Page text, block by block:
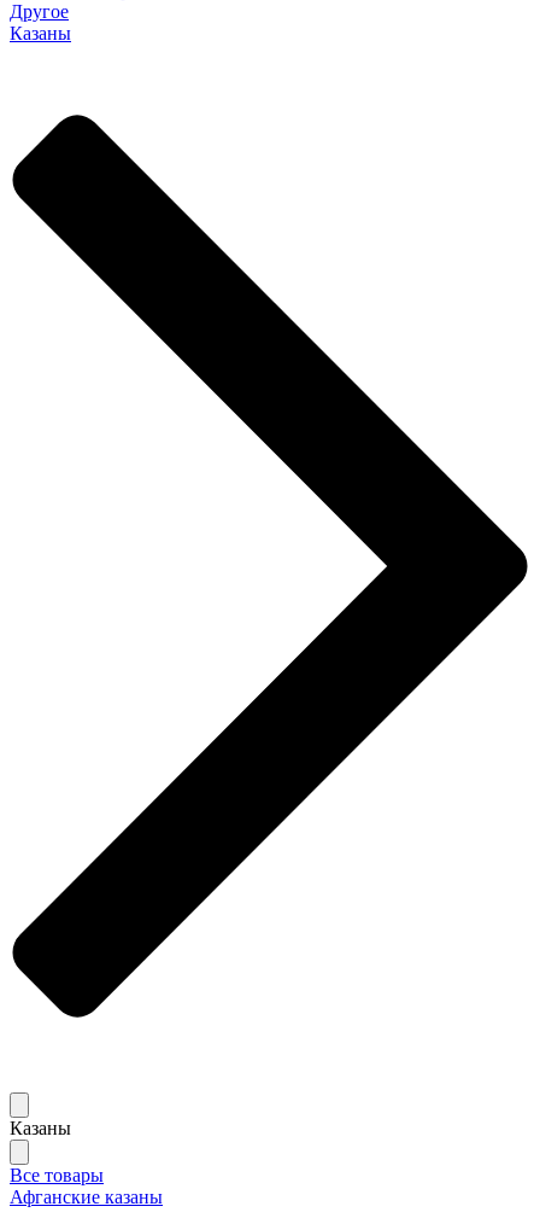
Другое
Казаны
Казаны
Все товары
Афганские казаны